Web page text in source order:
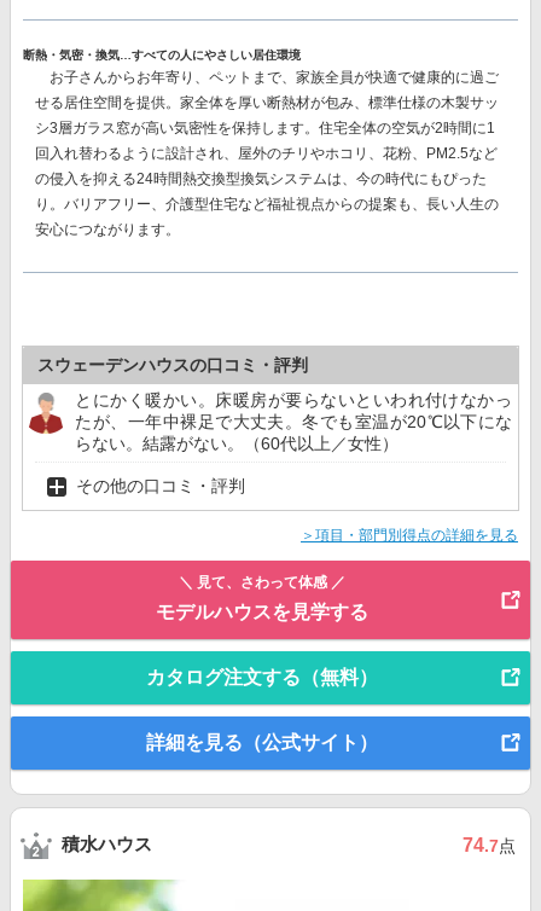
断熱・気密・換気…すべての人にやさしい居住環境
お子さんからお年寄り、ペットまで、家族全員が快適で健康的に過ご
せる居住空間を提供。家全体を厚い断熱材が包み、 標準仕様の木製サッ
シ3層ガラス窓が高い気密性を保持します。住宅全体の空気が2時間に1
回入れ替わるように設計され、屋外のチリやホコリ、花粉、PM2.5など
の侵入を抑える24時間熱交換型換気システムは、今の時代にもぴった
り。バリアフリー、介護型住宅など福祉視点からの提案も、長い人生の
安心につながります。
スウェーデンハウスの口コミ・評判
とにかく暖かい。床暖房が要らないといわれ付けなかっ
たが、一年中裸足で大丈夫。冬でも室温が20℃以下にな
らない。結露がない。（60代以上／女性）
その他の口コミ・評判
＞項目・部門別得点の詳細を見る
＼ 見て、さわって体感 ／
モデルハウスを見学する
カタログ注文する（無料）
詳細を見る（公式サイト）
積水ハウス 74.7点